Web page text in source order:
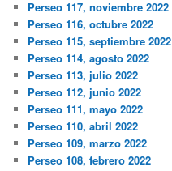
Perseo 117, noviembre 2022
Perseo 116, octubre 2022
Perseo 115, septiembre 2022
Perseo 114, agosto 2022
Perseo 113, julio 2022
Perseo 112, junio 2022
Perseo 111, mayo 2022
Perseo 110, abril 2022
Perseo 109, marzo 2022
Perseo 108, febrero 2022